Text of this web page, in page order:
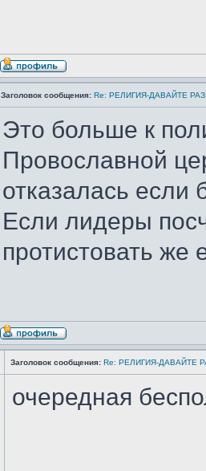
Заголовок сообщения: Re: РЕЛИГИЯ-ДАВАЙТЕ
Это больше к
Провославной
отказалась если
Если лидеры
протистовать же
Заголовок сообщения: Re: РЕЛИГИЯ-ДАВАЙТЕ
очередная